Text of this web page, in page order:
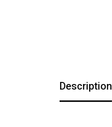
Description